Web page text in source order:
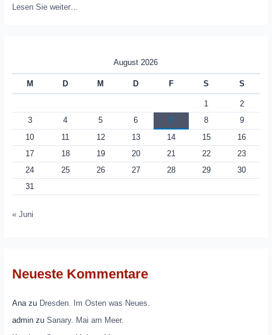
Lesen Sie weiter…
August 2026
M D M D F S S
1
2
3
4 5 6 7 8
9
10
11 12 13 14 15
16
17
18 19 20 21 22
23
24
25 26 27 28 29
30
31
« Juni
Neueste Kommentare
Anazu Dresden. Im Osten was Neues.
adminzu Sanary. Mai am Meer.